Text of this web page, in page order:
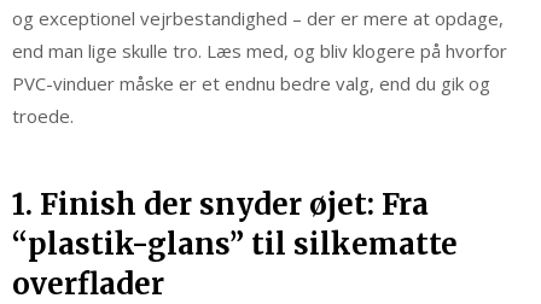
og exceptionel vejrbestandighed – der er mere at opdage,
end man lige skulle tro. Læs med, og bliv klogere på hvorfor
PVC-vinduer måske er et endnu bedre valg, end du gik og
troede.
1. Finish der snyder øjet: Fra
“plastik-glans” til silkematte
overflader